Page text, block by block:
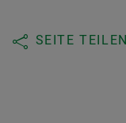
SEITE TEILEN